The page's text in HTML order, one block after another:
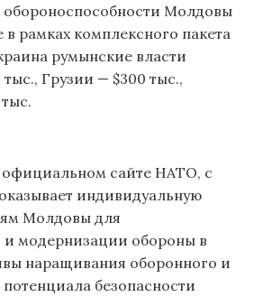
обороноспособности Молдовы
в рамках комплексного пакета
румынские власти
тыс., Грузии — $300 тыс.,
официальном сайте НАТО, с
индивидуальную
Молдовы для
модернизации обороны в
наращивания оборонного и
безопасности